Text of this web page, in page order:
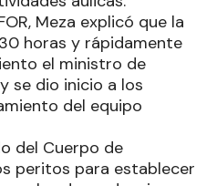
Meza explicó que la
horas y rápidamente
el ministro de
se dio inicio a los
del equipo
del Cuerpo de
peritos para establecer